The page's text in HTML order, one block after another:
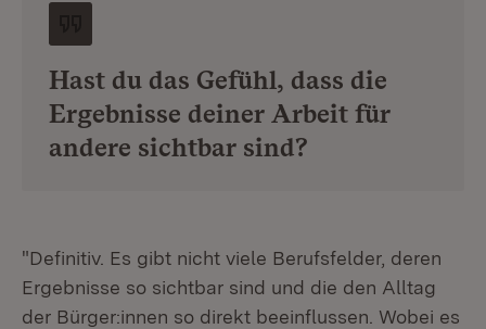
Hast du das Gefühl, dass die
Ergebnisse deiner Arbeit für
andere sichtbar sind?
"Definitiv. Es gibt nicht viele Berufsfelder, deren
Ergebnisse so sichtbar sind und die den Alltag
der Bürger:innen so direkt beeinflussen. Wobei es